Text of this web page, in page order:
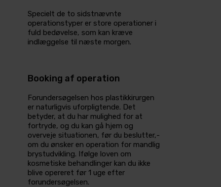
Specielt de to sidstnævnte
operations­typer er store operationer­ i
fuld bedøvelse,­ som kan kræve
indlæggelse­ til næste morgen.
Booking af operation
Forundersøgelsen hos plastikkirurgen
er naturligvis uforpligtende. Det
betyder, at du har mulighed for at
fortryde,­ og du kan gå hjem og
overveje situationen,­ før du beslutter,­
om du ønsker en operation for mandlig
brystudvikling. Ifølge loven om
kosmetiske behandlinger kan du ikke
blive opereret­ før 1 uge efter
forundersøgelsen.­